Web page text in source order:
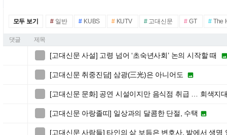
모두 보기 # 일반 # KUBS #KUTV #고대신문 # GT # The
댓글 제목
[고대신문 사설] 고령 넘어 ‘초숙년사회’ 논의 시작할 때
[고대신문 취중진담] 삼광(三光)은 아니어도 
[고대신문 문화] 공연 시설이지만 음식점 취급 … 회색지
[고대신문 아랑졸띠] 일상과의 달콤한 단절, 수택 
[고대신문 사람들] 타인의 삶 보듬은 변호사, 밭에서 생명